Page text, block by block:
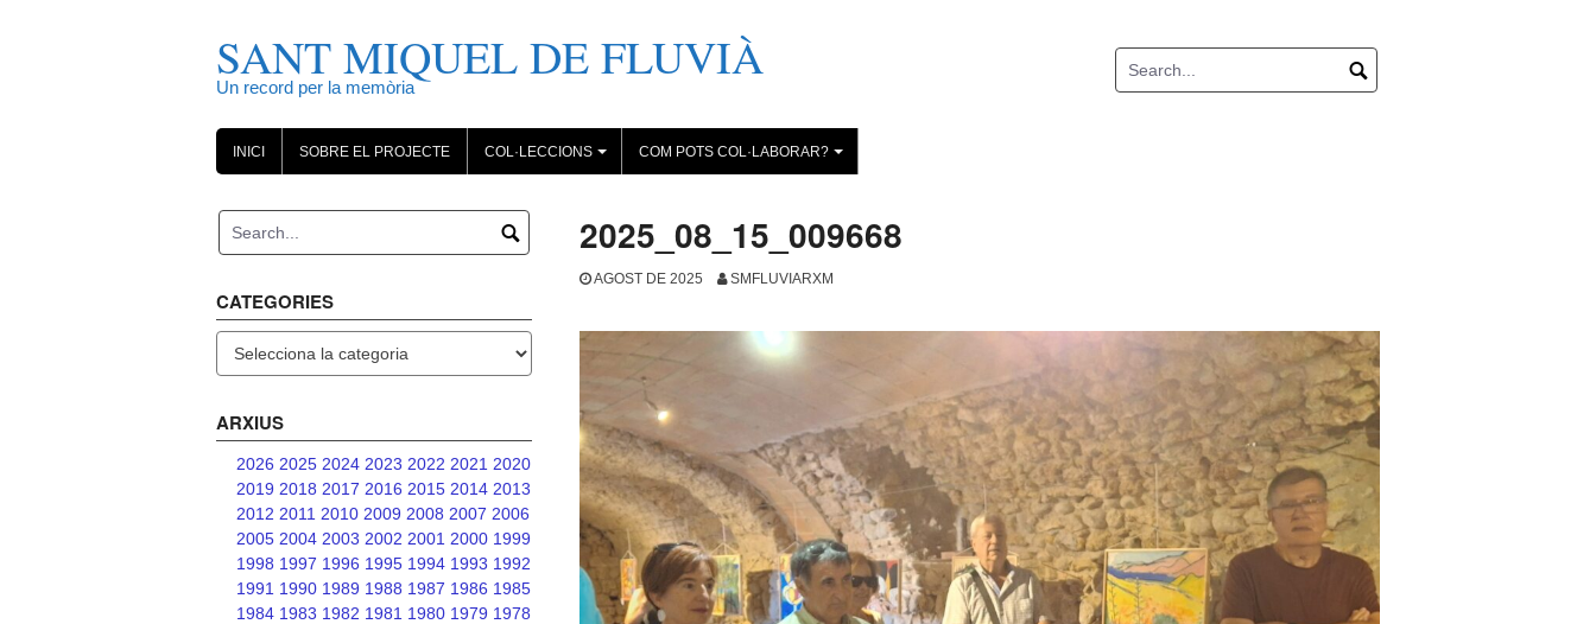
SANT MIQUEL DE FLUVIÀ
Un record per la memòria
INICI SOBRE EL PROJECTE
+
COL·LECCIONS
+
COM POTS COL·LABORAR?
2025_08_15_009668
AGOST DE 2025 SMFLUVIARXM
CATEGORIES
ARXIUS
2026 2025 2024 2023 2022 2021 2020
2019 2018 2017 2016 2015 2014 2013
2012 2011 2010 2009 2008 2007 2006
2005 2004 2003 2002 2001 2000 1999
1998 1997 1996 1995 1994 1993 1992
1991 1990 1989 1988 1987 1986 1985
1984 1983 1982 1981 1980 1979 1978